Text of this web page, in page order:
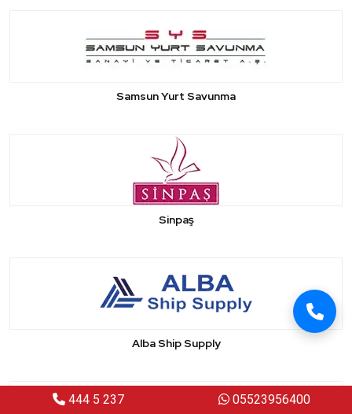
Samsun Yurt Savunma
Sinpaş
Alba Ship Supply
444 5 237 05523956400